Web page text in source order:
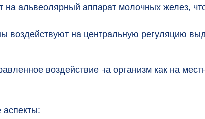
на альвеолярный аппарат молочных желез,
воздействуют на центральную регуляцию
воздействие на организм как на